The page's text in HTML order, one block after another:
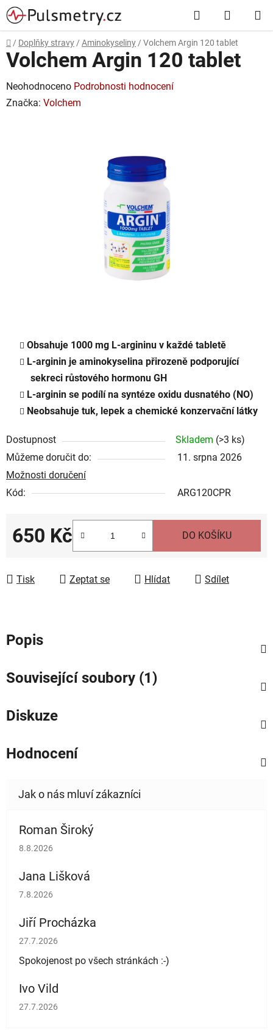
Přejít
na
obsah
Hledat
KOŠÍK
Domů
/ Doplňky stravy / Aminokyseliny / Volchem Argin 120 tablet
Obsahuje 1000 mg L-argininu v každé tabletě
L-arginin je aminokyselina přirozeně podporující
sekreci růstového hormonu GH
L-arginin se podílí na syntéze oxidu dusnatého (NO)
Neobsahuje tuk, lepek a chemické konzervační látky
Dostupnost Skladem (>3 ks)
Můžeme doručit do:
11. srpna 2026
Možnosti doručení
Kód:
ARG120CPR
650 Kč DO KOŠÍKU
Tisk Zeptat se Hlídat Sdílet
Volchem Argin 120 tablet
Průměrné
hodnocení
Neohodnoceno Podrobnosti hodnocení
Značka: Volchem
Popis
Související soubory (1)
Diskuze
Hodnocení
Roman Široký
Hodnocení obchodu je 5 z 5 hvězdiček.
8.8.2026
Jana Lišková
Hodnocení obchodu je 5 z 5 hvězdiček.
7.8.2026
Jiří Procházka
Hodnocení obchodu je 5 z 5 hvězdiček.
27.7.2026
Spokojenost po všech stránkách :-)
Ivo Vild
Hodnocení obchodu je 5 z 5 hvězdiček.
27.7.2026